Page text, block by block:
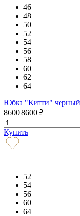
46
48
50
52
54
56
58
60
62
64
Юбка "Китти" черный
8600 8600 ₽
Купить
52
54
56
60
64